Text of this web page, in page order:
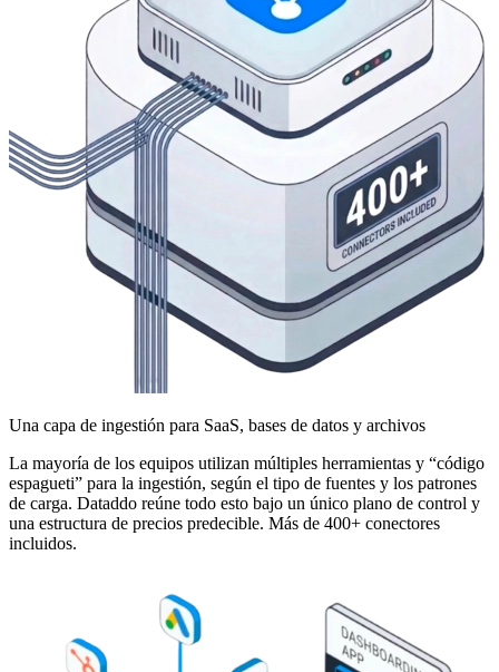
Una capa de ingestión para SaaS, bases de datos y archivos
La mayoría de los equipos utilizan múltiples herramientas y “código
espagueti” para la ingestión, según el tipo de fuentes y los patrones
de carga. Dataddo reúne todo esto bajo un único plano de control y
una estructura de precios predecible. Más de 400+ conectores
incluidos.